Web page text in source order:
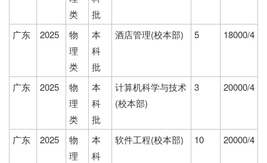
类
批
广东 2025
物
理
类
本
科
批
酒店管理(校本部) 5 18000/4
广东 2025
物
理
类
本
科
批
计算机科学与技术
(校本部)
3 20000/4
广东 2025
物
理
本
科
软件工程(校本部) 10 20000/4